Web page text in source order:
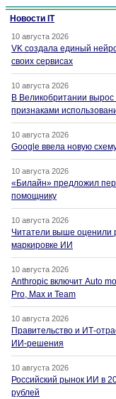
Новости IT
10 августа 2026
VK создала единый
своих сервисах
10 августа 2026
В Великобритании
признаками
10 августа 2026
Google ввела новую
10 августа 2026
«Билайн» предложил
помощнику
10 августа 2026
Читатели выше оценили
маркировке ИИ
10 августа 2026
Anthropic включит Auto
Pro, Max и Team
10 августа 2026
Правительство и ИТ-
ИИ-решения
10 августа 2026
Российский рынок ИИ в
рублей